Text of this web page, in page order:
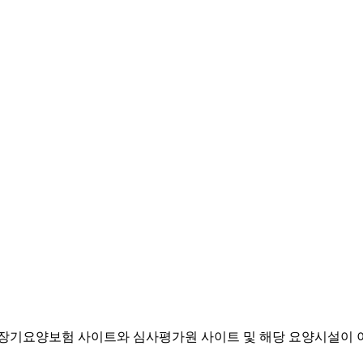
요양보험 사이트와 심사평가원 사이트 및 해당 요양시설